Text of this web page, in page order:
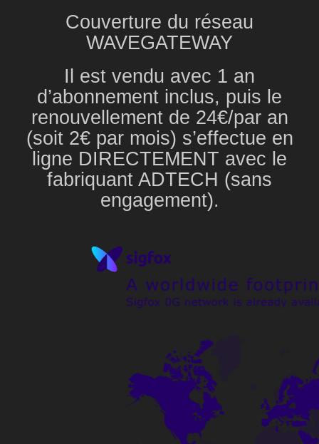
Couverture du réseau
WAVEGATEWAY
Il est vendu avec 1 an
d’abonnement inclus, puis le
renouvellement de 24€/par an
(soit 2€ par mois) s’effectue en
ligne DIRECTEMENT avec le
fabriquant ADTECH (sans
engagement).